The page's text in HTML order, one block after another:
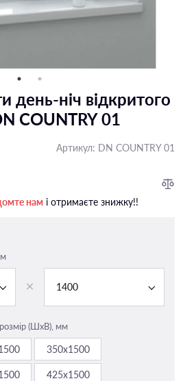
день-ніч відкритого
COUNTRY 01
Артикул: DN COUNTRY 01
нам і отримаєте знижку!!
1400
(ШxВ), мм
350х1500
425х1500